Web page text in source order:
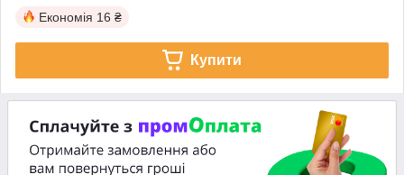
Економія 16 ₴
Купити